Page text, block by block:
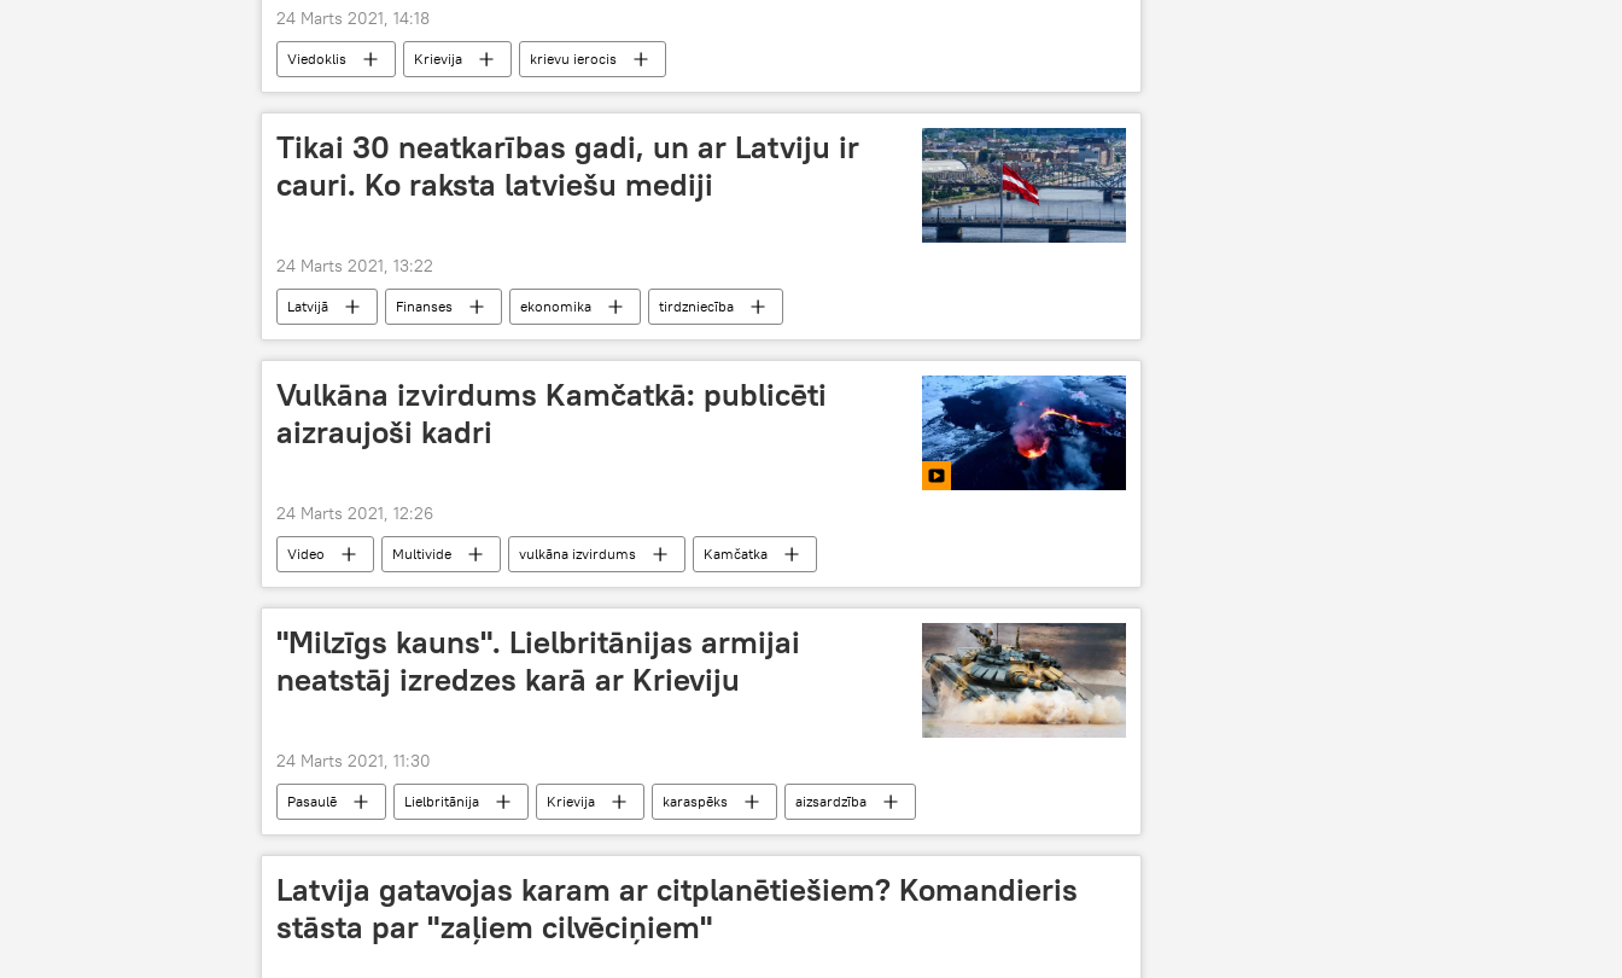
24 Marts 2021, 14:18
Viedoklis Krievija krievu ierocis
Tikai 30 neatkarības gadi, un ar Latviju ir
cauri. Ko raksta latviešu mediji
24 Marts 2021, 13:22
Latvijā Finanses ekonomika tirdzniecība
Vulkāna izvirdums Kamčatkā: publicēti
aizraujoši kadri
24 Marts 2021, 12:26
Video Multivide vulkāna izvirdums Kamčatka
"Milzīgs kauns". Lielbritānijas armijai
neatstāj izredzes karā ar Krieviju
24 Marts 2021, 11:30
Pasaulē Lielbritānija Krievija karaspēks aizsardzība
Latvija gatavojas karam ar citplanētiešiem? Komandieris
stāsta par "zaļiem cilvēciņiem"